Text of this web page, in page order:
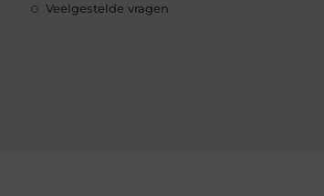
Veelgestelde vragen